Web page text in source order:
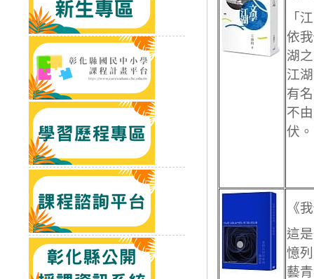
「
依
湖
江
有
不
伏。
《
這
憶
藝